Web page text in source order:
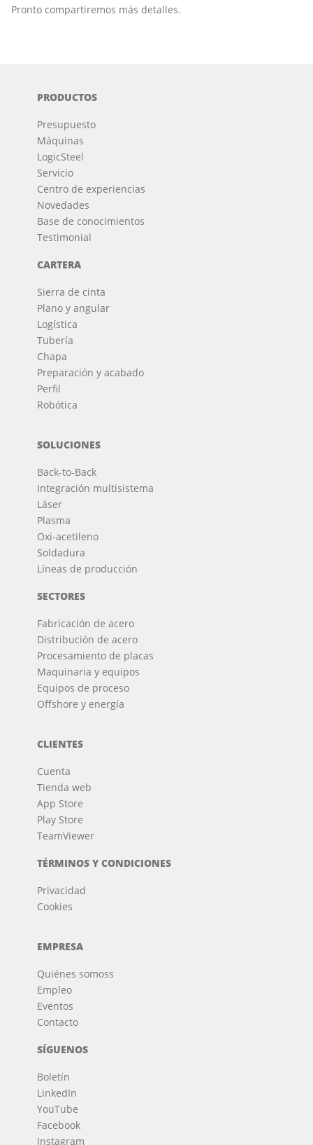
Pronto compartiremos más detalles.
PRODUCTOS
Presupuesto
Máquinas
LogicSteel
Servicio
Centro de experiencias
Novedades
Base de conocimientos
Testimonial
CARTERA
Sierra de cinta
Plano y angular
Logística
Tubería
Chapa
Preparación y acabado
Perfil
Robótica
SOLUCIONES
Back-to-Back
Integración multisistema
Láser
Plasma
Oxi-acetileno
Soldadura
Líneas de producción
SECTORES
Fabricación de acero
Distribución de acero
Procesamiento de placas
Maquinaria y equipos
Equipos de proceso
Offshore y energía
CLIENTES
Cuenta
Tienda web
App Store
Play Store
TeamViewer
TÉRMINOS Y CONDICIONES
Privacidad
Cookies
EMPRESA
Quiénes somoss
Empleo
Eventos
Contacto
SÍGUENOS
Boletín
LinkedIn
YouTube
Facebook
Instagram